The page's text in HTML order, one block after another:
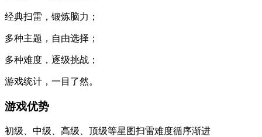
经典扫雷，锻炼脑力；
多种主题，自由选择；
多种难度，逐级挑战；
游戏统计，一目了然。
游戏优势
初级、中级、高级、顶级等星图扫雷难度循序渐进